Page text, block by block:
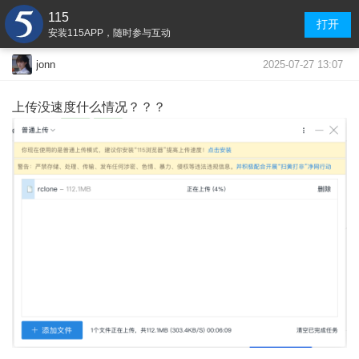
115
安装115APP，随时参与互动
打开
jonn 2025-07-27 13:07
上传没速度什么情况？？？